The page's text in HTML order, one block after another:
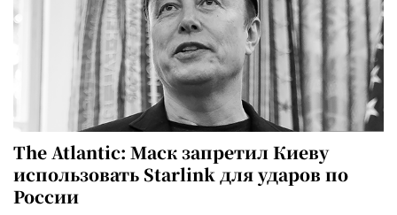
The Atlantic: Маск запретил Киеву
использовать Starlink для ударов по
России